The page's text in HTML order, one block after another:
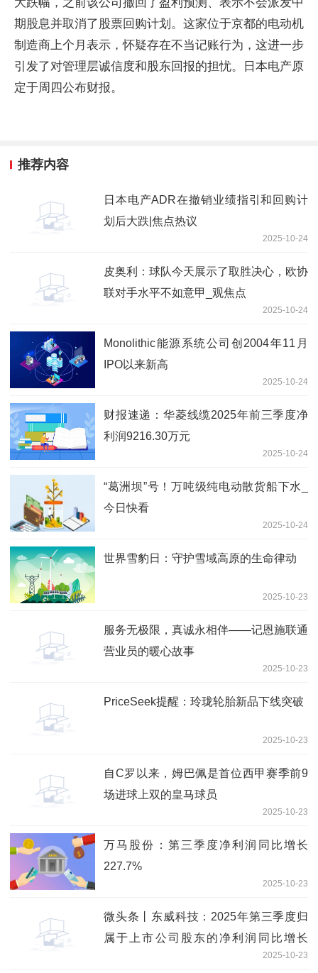
期股息并取消了股票回购计划。这家位于京都的电动机
制造商上个月表示，怀疑存在不当记账行为，这进一步
引发了对管理层诚信度和股东回报的担忧。日本电产原
定于周四公布财报。
推荐内容
日本电产ADR在撤销业绩指引和回购计
划后大跌|焦点热议
2025-10-24
皮奥利：球队今天展示了取胜决心，欧协
联对手水平不如意甲_观焦点
2025-10-24
Monolithic能源系统公司创2004年11月
IPO以来新高
2025-10-24
财报速递：华菱线缆2025年前三季度净
利润9216.30万元
2025-10-24
“葛洲坝”号！万吨级纯电动散货船下水_
今日快看
2025-10-24
世界雪豹日：守护雪域高原的生命律动
2025-10-23
服务无极限，真诚永相伴——记恩施联通
营业员的暖心故事
2025-10-23
PriceSeek提醒：玲珑轮胎新品下线突破
2025-10-23
自C罗以来，姆巴佩是首位西甲赛季前9
场进球上双的皇马球员
2025-10-23
万马股份：第三季度净利润同比增长
227.7%
2025-10-23
微头条丨东威科技：2025年第三季度归
属于上市公司股东的净利润同比增长
2025-10-23